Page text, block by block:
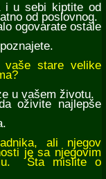
u sebi kiptite od
od poslovnog.
ogovarate ostale
vaše stare velike
u vašem životu.
oživite najlepše
ali njegov
je sa njegovim
Šta mislite o